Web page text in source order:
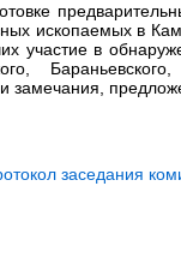
ископаемых в
участие в
замечания,
заседания